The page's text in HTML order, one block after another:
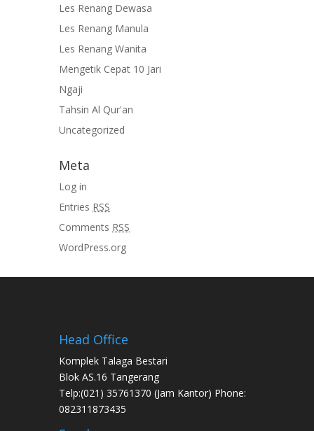
Les Renang Dewasa
Les Renang Manula
Les Renang Wanita
Mengetik Cepat 10 Jari
Ngaji
Tahsin Al Qur'an
Uncategorized
Meta
Log in
Entries RSS
Comments RSS
WordPress.org
Head Office
Komplek Talaga Bestari
Blok AS.16 Tangerang
Telp:(021) 35761370 (Jam Kantor) Phone:
082311873435